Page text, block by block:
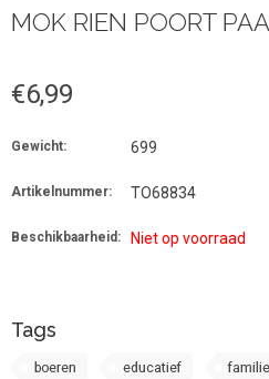
MOK RIEN POORT
€6,99
Gewicht: 699
Artikelnummer: TO68834
Beschikbaarheid: Niet op voorraad
Tags
boeren educatief